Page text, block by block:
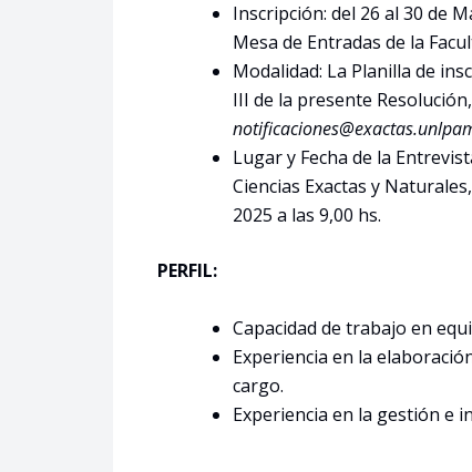
Inscripción: del 26 al 30 de
Mesa de Entradas de la
Modalidad: La Planilla de
III de la presente
Lugar y Fecha de la
Ciencias Exactas y
2025 a las 9,00 hs.
PERFIL:
Capacidad de trabajo en
Experiencia en la
cargo.
Experiencia en la gestión e